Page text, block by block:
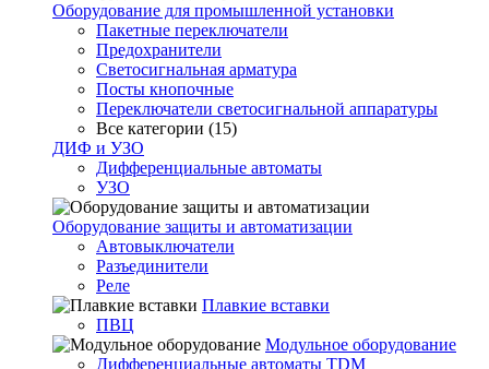
Оборудование для промышленной установки
Пакетные переключатели
Предохранители
Светосигнальная арматура
Посты кнопочные
Переключатели светосигнальной аппаратуры
Все категории (15)
ДИФ и УЗО
Дифференциальные автоматы
УЗО
Оборудование защиты и автоматизации
Автовыключатели
Разъединители
Реле
Плавкие вставки
ПВЦ
Модульное оборудование
Дифференциальные автоматы TDM